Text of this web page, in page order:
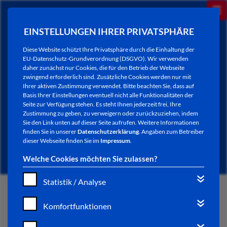
EINSTELLUNGEN IHRER PRIVATSPHÄRE
Diese Website schützt Ihre Privatsphäre durch die Einhaltung der
EU-Datenschutz-Grundverordnung (DSGVO). Wir verwenden
daher zunächst nur Cookies, die für den Betrieb der Webseite
zwingend erforderlich sind. Zusätzliche Cookies werden nur mit
Ihrer aktiven Zustimmung verwendet. Bitte beachten Sie, dass auf
Basis Ihrer Einstellungen eventuell nicht alle Funktionalitäten der
Seite zur Verfügung stehen. Es steht Ihnen jederzeit frei, Ihre
Zustimmung zu geben, zu verweigern oder zurückzuziehen, indem
Sie den Link unten auf dieser Seite aufrufen. Weitere Informationen
finden Sie in unsererDatenschutzerklärung. Angaben zum Betreiber
dieser Webseite finden Sie im Impressum.
Welche Cookies möchten Sie zulassen?
Statistik / Analyse
Komfortfunktionen
NEWSLETTER / CITY LETTER
START